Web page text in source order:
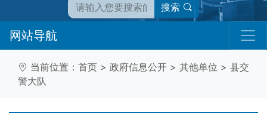
搜索
网站导航
当前位置： 首页 > 政府信息公开 > 其他单位 > 县交
警大队